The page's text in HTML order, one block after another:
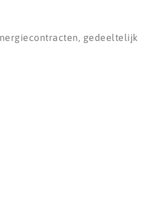
gedeeltelijk